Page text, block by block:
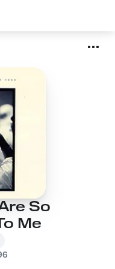
So
Me